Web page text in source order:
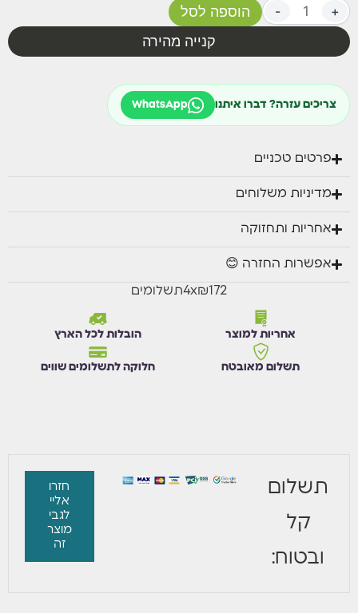
נוח במיוחד.
צבע בג בלבד.
כורסא: רוחב 69.5 ס"מ, עומק 70 ס"מ, גובה 77 ס"מ.
- +
הוספה לסל
קנייה מהירה
צריכים עזרה? דברו איתנו WhatsApp
פרטים טכניים
מדיניות משלוחים
אחריות ותחזוקה
אפשרות החזרה 😊
₪172
x
4תשלומים
אחריות למוצר הובלות לכל הארץ
תשלום מאובטח חלוקה לתשלומים שווים
תשלום
קל
ובטוח:
חזרו
אליי
לגבי
מוצר
זה